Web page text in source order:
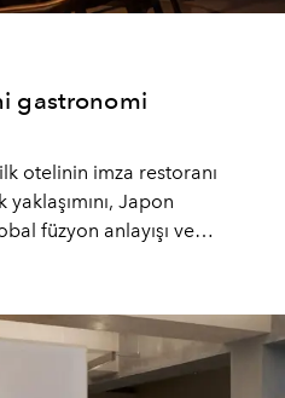
gastronomi
otelinin imza restoranı
Japon
füzyon anlayışı ve